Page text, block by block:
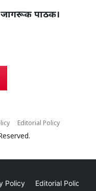
पाठक।
Editorial Policy
Policy
Editorial Policy